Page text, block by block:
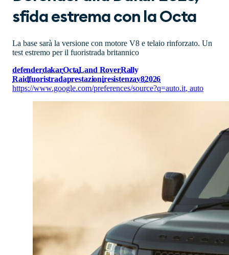
sfida estrema con la Octa
La base sarà la versione con motore V8 e telaio rinforzato. Un
test estremo per il fuoristrada britannico
defenderdakarOctaLand RoverRally
Raidfuoristradaprestazioniresistenzav82026
https://www.google.com/preferences/source?q=auto.it, auto